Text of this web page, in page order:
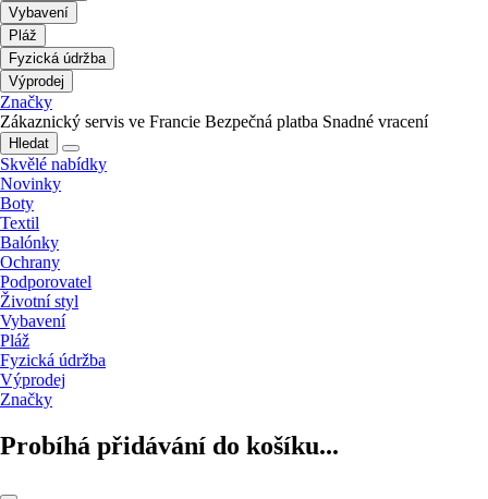
Vybavení
Pláž
Fyzická údržba
Výprodej
Značky
Zákaznický servis ve Francie Bezpečná platba Snadné vracení
Hledat
Skvělé nabídky
Novinky
Boty
Textil
Balónky
Ochrany
Podporovatel
Životní styl
Vybavení
Pláž
Fyzická údržba
Výprodej
Značky
Probíhá přidávání do košíku...